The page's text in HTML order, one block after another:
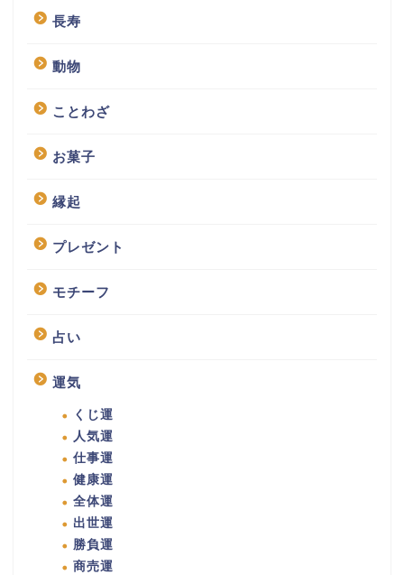
長寿
動物
ことわざ
お菓子
縁起
プレゼント
モチーフ
占い
運気
くじ運
人気運
仕事運
健康運
全体運
出世運
勝負運
商売運